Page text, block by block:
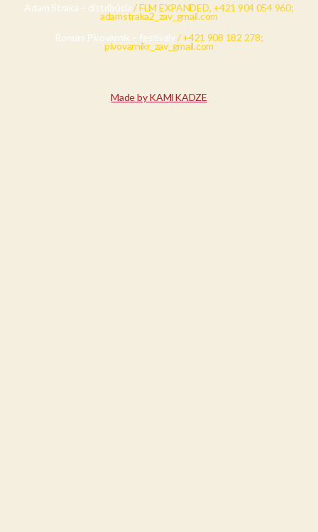
Adam Straka – distribúcia/ FLM EXPANDED, +421 904 054 960;
adamstraka2_zav_gmail.com
Roman Pivovarník – festivaly/ +421 908 182 278;
pivovarnikr_zav_gmail.com
Made by KAMIKADZE